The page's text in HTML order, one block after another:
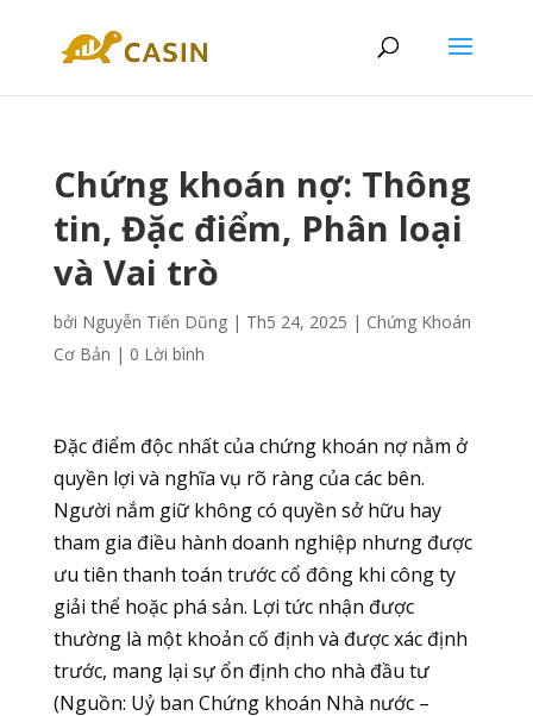
Chứng khoán nợ: Thông
tin, Đặc điểm, Phân loại
và Vai trò
bởi Nguyễn Tiến Dũng| Th5 24, 2025 | Chứng Khoán
Cơ Bản | 0 Lời bình
Đặc điểm độc nhất của chứng khoán nợ nằm ở
quyền lợi và nghĩa vụ rõ ràng của các bên.
Người nắm giữ không có quyền sở hữu hay
tham gia điều hành doanh nghiệp nhưng được
ưu tiên thanh toán trước cổ đông khi công ty
giải thể hoặc phá sản. Lợi tức nhận được
thường là một khoản cố định và được xác định
trước, mang lại sự ổn định cho nhà đầu tư
(Nguồn: Uỷ ban Chứng khoán Nhà nước –